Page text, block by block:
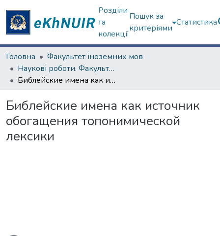
Розділи
та
колекції
Пошук за
критеріями
Статистика
Головна
Факультет іноземних мов
Наукові роботи. Факультет іноземних мов
Библейские имена как источник обогащения топонимической лексики
Библейские имена как источник
обогащения топонимической
лексики